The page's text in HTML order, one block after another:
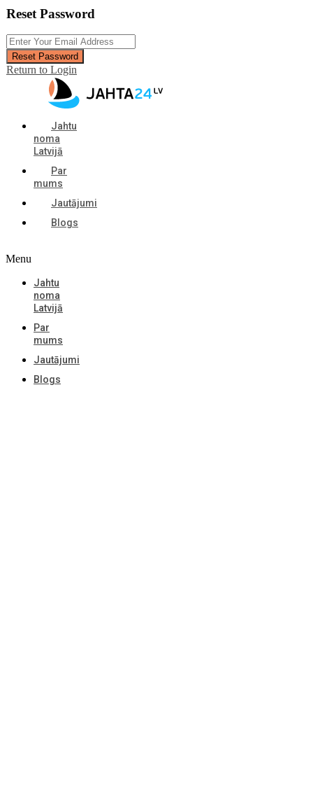
Reset Password
Reset Password
Return to Login
Jahtu
noma
Latvijā
Par
mums
Jautājumi
Blogs
Menu
Jahtu
noma
Latvijā
Par
mums
Jautājumi
Blogs